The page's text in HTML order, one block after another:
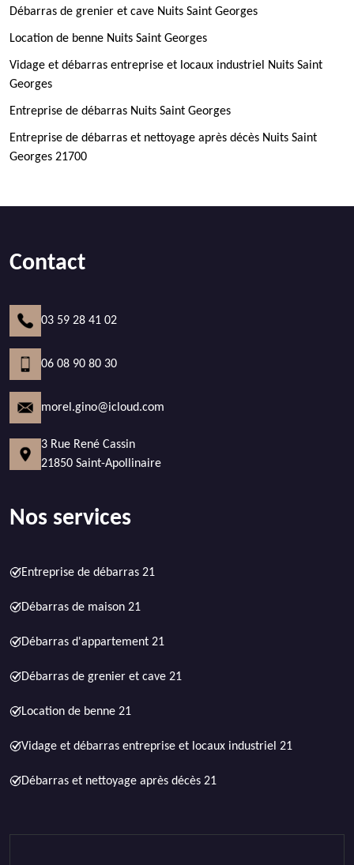
Débarras de grenier et cave Nuits Saint Georges
Location de benne Nuits Saint Georges
Vidage et débarras entreprise et locaux industriel Nuits Saint
Georges
Entreprise de débarras Nuits Saint Georges
Entreprise de débarras et nettoyage après décès Nuits Saint
Georges 21700
Contact
03 59 28 41 02
06 08 90 80 30
morel.gino@icloud.com
3 Rue René Cassin
21850 Saint-Apollinaire
Nos services
Entreprise de débarras 21
Débarras de maison 21
Débarras d'appartement 21
Débarras de grenier et cave 21
Location de benne 21
Vidage et débarras entreprise et locaux industriel 21
Débarras et nettoyage après décès 21